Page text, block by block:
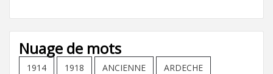
Nuage de mots
1914 1918 ANCIENNE ARDECHE